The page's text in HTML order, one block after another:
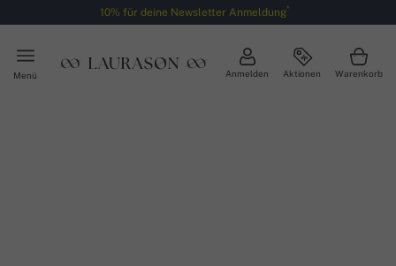
10% für deine Newsletter Anmeldung*
Menü Anmelden Aktionen Warenkorb